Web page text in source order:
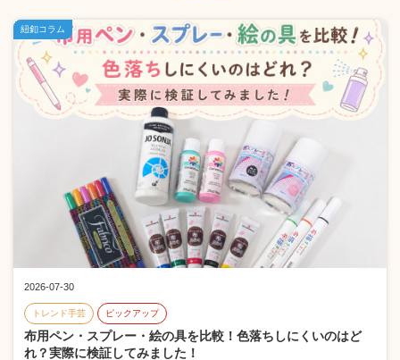
2026-07-30
トレンド手芸 ピックアップ
布用ペン・スプレー・絵の具を比較！色落ちしにくいのはど
れ？実際に検証してみました！
紐釦コラム